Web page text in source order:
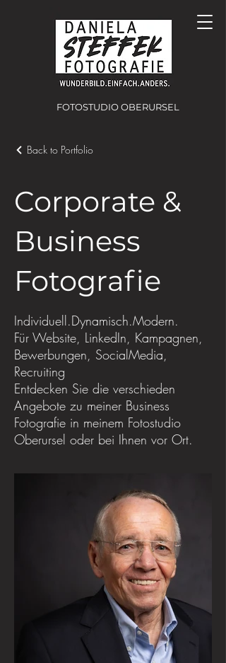
FOTOSTUDIO OBERURSEL
Back to Portfolio
Corporate &
Business
Fotografie
Individuell.Dynamisch.Modern.
Für Website, LinkedIn, Kampagnen,
Bewerbungen, SocialMedia,
Recruiting
Entdecken Sie die verschieden
Angebote zu meiner Business
Fotografie in meinem Fotostudio
Oberursel oder bei Ihnen vor Ort.